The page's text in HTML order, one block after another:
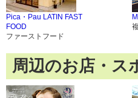
Pica・Pau LATIN FAST
FOOD
ファーストフード
周辺のお店・ス